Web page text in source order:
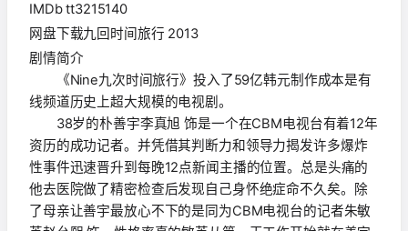
IMDb tt3215140
网盘下载九回时间旅行 2013
剧情简介
《Nine九次时间旅行》投入了59亿韩元制作成本是有
线频道历史上超大规模的电视剧。
38岁的朴善宇李真旭 饰是一个在CBM电视台有着12年
资历的成功记者。并凭借其判断力和领导力揭发许多爆炸
性事件迅速晋升到每晚12点新闻主播的位置。总是头痛的
他去医院做了精密检查后发现自己身怀绝症命不久矣。除
了母亲让善宇最放心不下的是同为CBM电视台的记者朱敏